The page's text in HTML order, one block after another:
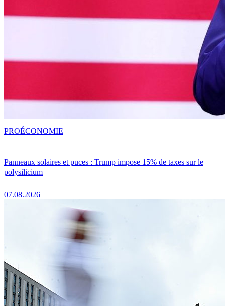
Panneaux solaires et puces : Trump impose 15% de taxes sur le
polysilicium
07.08.2026
PROÉCONOMIE